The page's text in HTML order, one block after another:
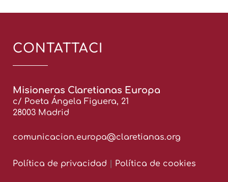
CONTATTACI
Misioneras Claretianas Europa
c/ Poeta Ángela Figuera, 21
28003 Madrid
comunicacion.europa@claretianas.org
Política de privacidad Política de cookies